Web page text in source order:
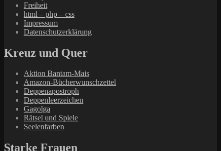
Freiheit
html – php – css
Impressum
Datenschutzerklärung
Kreuz und Quer
Aktion Bantam-Mais
Amazon-Bücherwunschzettel
Deppenapostroph
Deppenleerzeichen
Gagolga
Rätsel und Spiele
Seelenfarben
Starke Frauen